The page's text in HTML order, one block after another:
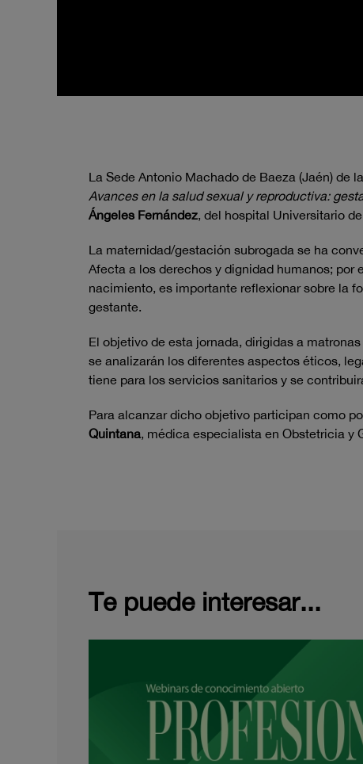
La Sede Antonio Machado de Baeza (Jaén) de
Avances en la salud sexual y reproductiva:
Ángeles Fernández, del hospital Universitario
La maternidad/gestación subrogada se ha
Afecta a los derechos y dignidad humanos; por
nacimiento, es importante reflexionar sobre la
gestante.
El objetivo de esta jornada, dirigidas a
se analizarán los diferentes aspectos éticos,
tiene para los servicios sanitarios y se
Para alcanzar dicho objetivo participan como
Quintana, médica especialista en Obstetricia y
Te puede interesar...